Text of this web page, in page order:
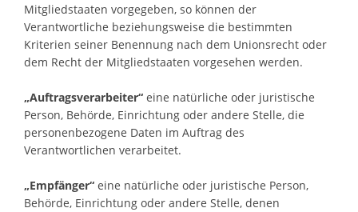
Mitgliedstaaten vorgegeben, so können der
Verantwortliche beziehungsweise die bestimmten
Kriterien seiner Benennung nach dem Unionsrecht oder
dem Recht der Mitgliedstaaten vorgesehen werden.
„Auftragsverarbeiter“ eine natürliche oder juristische
Person, Behörde, Einrichtung oder andere Stelle, die
personenbezogene Daten im Auftrag des
Verantwortlichen verarbeitet.
„Empfänger“ eine natürliche oder juristische Person,
Behörde, Einrichtung oder andere Stelle, denen